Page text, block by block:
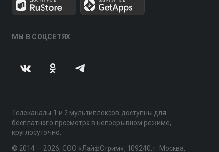
МЫ В СОЦСЕТЯХ
Телеканалы 1 и 2 мультиплексов доступны для
бесплатного просмотра в непрерывном режиме,
круглосуточно.
© 2014 — 2026, ООО «ЛайфСтрим», 109240, г. Москва,